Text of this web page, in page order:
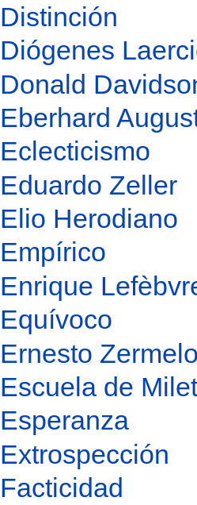
Distinción
Diógenes
Donald
Eberhard
Eclecticismo
Eduardo Zeller
Elio Herodiano
Empírico
Enrique
Equívoco
Ernesto
Escuela de
Esperanza
Extrospección
Facticidad